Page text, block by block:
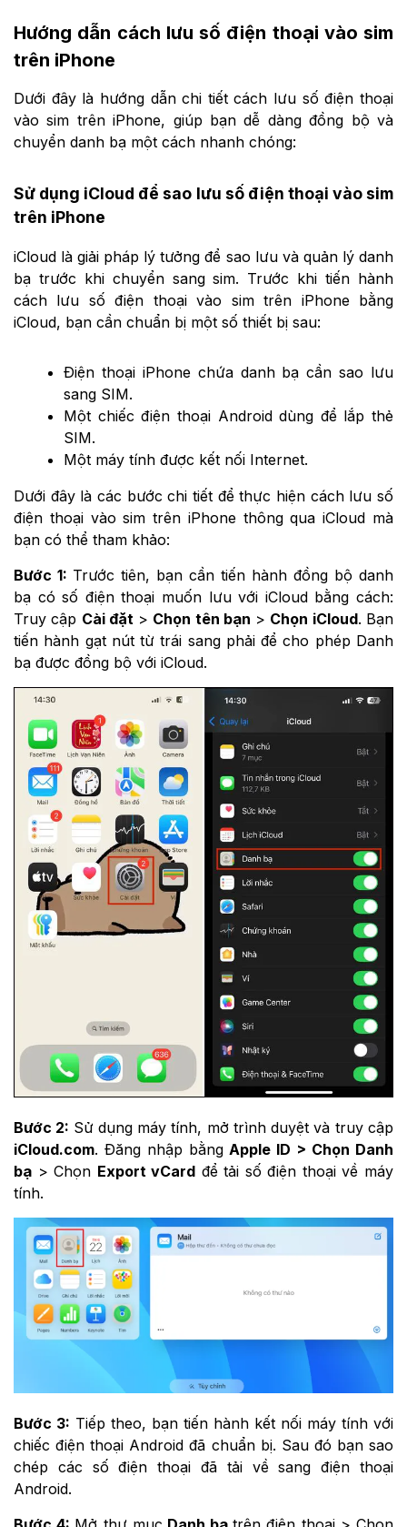
Hướng dẫn cách lưu số điện thoại vào sim
trên iPhone
Dưới đây là hướng dẫn chi tiết cách lưu số điện thoại
vào sim trên iPhone, giúp bạn dễ dàng đồng bộ và
chuyển danh bạ một cách nhanh chóng:
Sử dụng iCloud để sao lưu số điện thoại vào sim
trên iPhone
iCloud là giải pháp lý tưởng để sao lưu và quản lý danh
bạ trước khi chuyển sang sim. Trước khi tiến hành
cách lưu số điện thoại vào sim trên iPhone bằng
iCloud, bạn cần chuẩn bị một số thiết bị sau:
Điện thoại iPhone chứa danh bạ cần sao lưu
sang SIM.
Một chiếc điện thoại Android dùng để lắp thẻ
SIM.
Một máy tính được kết nối Internet.
Dưới đây là các bước chi tiết để thực hiện cách lưu số
điện thoại vào sim trên iPhone thông qua iCloud mà
bạn có thể tham khảo:
Bước 1: Trước tiên, bạn cần tiến hành đồng bộ danh
bạ có số điện thoại muốn lưu với iCloud bằng cách:
Truy cập Cài đặt > Chọn tên bạn > Chọn iCloud. Bạn
tiến hành gạt nút từ trái sang phải để cho phép Danh
bạ được đồng bộ với iCloud.
Bước 2: Sử dụng máy tính, mở trình duyệt và truy cập
iCloud.com. Đăng nhập bằng Apple ID > Chọn Danh
bạ > Chọn Export vCard để tải số điện thoại về máy
tính.
Bước 3: Tiếp theo, bạn tiến hành kết nối máy tính với
chiếc điện thoại Android đã chuẩn bị. Sau đó bạn sao
chép các số điện thoại đã tải về sang điện thoại
Android.